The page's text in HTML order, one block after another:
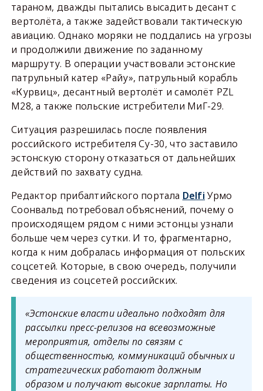
тараном, дважды пытались высадить десант с
вертолёта, а также задействовали тактическую
авиацию. Однако моряки не поддались на угрозы
и продолжили движение по заданному
маршруту. В операции участвовали эстонские
патрульный катер «Райу», патрульный корабль
«Курвиц», десантный вертолёт и самолёт PZL
M28, а также польские истребители МиГ-29.
Ситуация разрешилась после появления
российского истребителя Су-30, что заставило
эстонскую сторону отказаться от дальнейших
действий по захвату судна.
Редактор прибалтийского портала Delfi Урмо
Соонвальд потребовал объяснений, почему о
происходящем рядом с ними эстонцы узнали
больше чем через сутки. И то, фрагментарно,
когда к ним добралась информация от польских
соцсетей. Которые, в свою очередь, получили
сведения из соцсетей российских.
«Эстонские власти идеально подходят для
рассылки пресс-релизов на всевозможные
мероприятия, отделы по связям с
общественностью, коммуникаций обычных и
стратегических работают должным
образом и получают высокие зарплаты. Но